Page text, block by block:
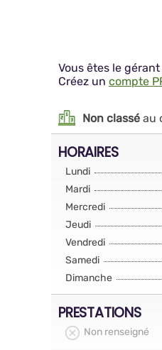
Vous êtes le gérant
Créez un compte
Non classé au
HORAIRES
Lundi
Mardi
Mercredi
Jeudi
Vendredi
Samedi
Dimanche
PRESTATIONS
Non renseigné